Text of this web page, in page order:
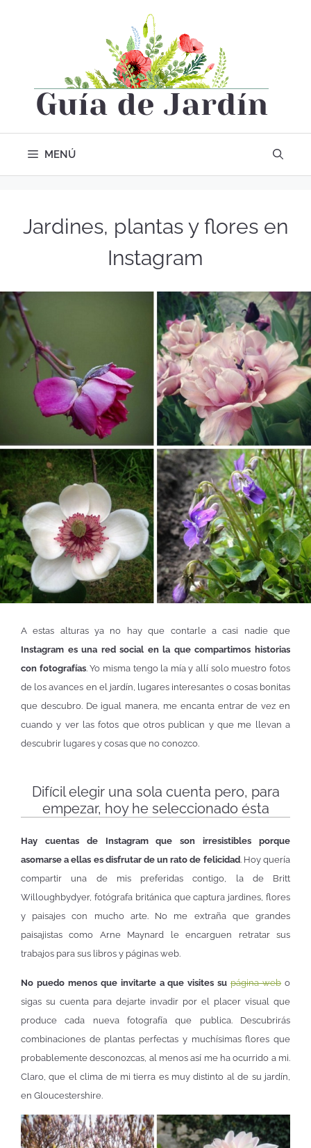
MENÚ
Jardines, plantas y flores en
Instagram
A estas alturas ya no hay que contarle a casi nadie que
Instagram es una red social en la que compartimos historias
con fotografías. Yo misma tengo la mía y allí solo muestro fotos
de los avances en el jardín, lugares interesantes o cosas bonitas
que descubro. De igual manera, me encanta entrar de vez en
cuando y ver las fotos que otros publican y que me llevan a
descubrir lugares y cosas que no conozco.
Difícil elegir una sola cuenta pero, para
empezar, hoy he seleccionado ésta
Hay cuentas de Instagram que son irresistibles porque
asomarse a ellas es disfrutar de un rato de felicidad. Hoy quería
compartir una de mis preferidas contigo, la de Britt
Willoughbydyer, fotógrafa británica que captura jardines, flores
y paisajes con mucho arte. No me extraña que grandes
paisajistas como Arne Maynard le encarguen retratar sus
trabajos para sus libros y páginas web.
No puedo menos que invitarte a que visites supágina web o
sigas su cuenta para dejarte invadir por el placer visual que
produce cada nueva fotografía que publica. Descubrirás
combinaciones de plantas perfectas y muchísimas flores que
probablemente desconozcas, al menos así me ha ocurrido a mi.
Claro, que el clima de mi tierra es muy distinto al de su jardín,
en Gloucestershire.